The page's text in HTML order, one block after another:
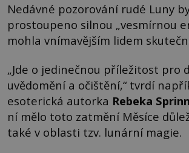
Nedávné pozorování rudé Luny
prostoupeno silnou „vesmírnou
mohla vnímavějším lidem
„Jde o jedinečnou příležitost pro
uvědomění a očištění,“ tvrdí
esoterická autorka Rebeka
ní mělo toto zatmění Měsíce
také v oblasti tzv. lunární magie.